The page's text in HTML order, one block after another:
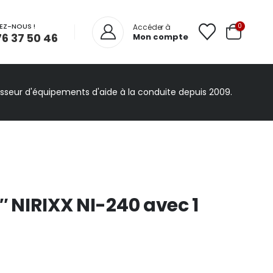
NOUS !
37 50 46
Accéder à
Mon compte
0
d'équipements d'aide à la conduite depuis 2009.
NI-240 avec 1